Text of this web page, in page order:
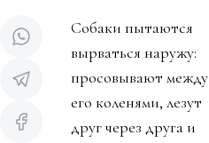
Собаки пытаются
вырваться наружу:
просовывают между
его коленями, лезут
друг через друга и